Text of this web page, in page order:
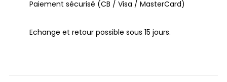
Paiement sécurisé (CB / Visa / MasterCard)
Echange et retour possible sous 15 jours.